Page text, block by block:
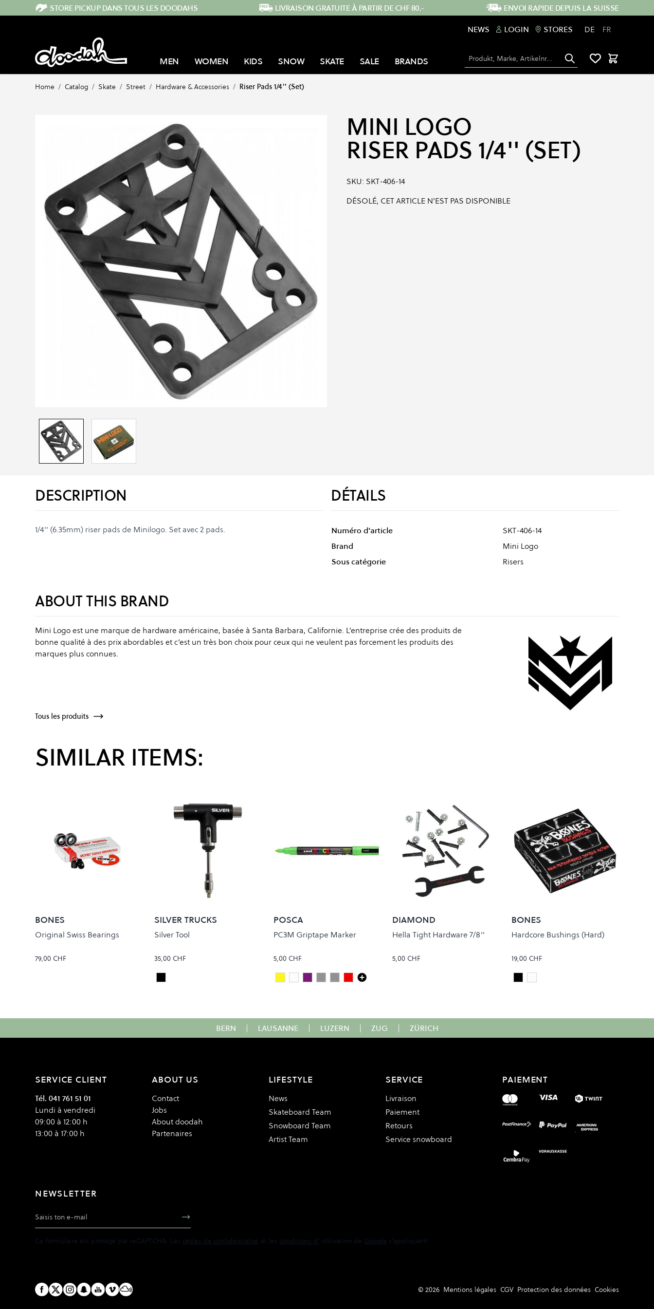
Skip to ContentSTORE PICKUP DANS TOUS LES DOODAHS LIVRAISON GRATUITE À PARTIR DE CHF 80.-
ENVOI RAPIDE DEPUIS LA SUISSE
NEWS
LOGIN STORES DE FR
MEN WOMEN KIDS SNOW SKATE SALE BRANDS Chercher Panier
Home / Catalog / Skate / Street / Hardware & Accessories / Riser Pads 1/4'' (Set)
MINI LOGO
RISER PADS 1/4'' (SET)
SKU: SKT-406-14
DÉSOLÉ, CET ARTICLE N'EST PAS DISPONIBLE
DESCRIPTION
1/4'' (6.35mm) riser pads de Minilogo. Set avec 2 pads.
DÉTAILS
Numéro d'article
SKT-406-14
Brand
Mini Logo
Sous catégorie
Risers
ABOUT THIS BRAND
Mini Logo est une marque de hardware américaine, basée à Santa Barbara, Californie. L’entreprise crée des produits de
bonne qualité à des prix abordables et c’est un très bon choix pour ceux qui ne veulent pas forcement les produits des
marques plus connues.
Tous les produits
SIMILAR ITEMS:
BONES
Original Swiss Bearings
79,00 CHF
SILVER TRUCKS
Silver Tool
35,00 CHF
Colour
Black
POSCA
PC3M Griptape Marker
5,00 CHF
Colour
YellowWhiteVioletSlate Grey
SilverRed Wine
DIAMOND
Hella Tight Hardware 7/8''
5,00 CHF
BONES
Hardcore Bushings (Hard)
19,00 CHF
Colour
BlackWhite
BERN | LAUSANNE | LUZERN | ZUG | ZÜRICH
SERVICE CLIENT
Tél. 041 761 51 01
Lundi à vendredi
09:00 à 12:00 h
13:00 à 17:00 h
ABOUT US
Contact
Jobs
About doodah
Partenaires
LIFESTYLE
News
Skateboard Team
Snowboard Team
Artist Team
SERVICE
Livraison
Paiement
Retours
Service snowboard
PAIEMENT
NEWSLETTER
Adresse e-mail
Ce formulaire est protégé par reCAPTCHA. Les règles de confidentialité et les conditions d' utilisation de Google s'appliquent.
© 2026 Mentions légales CGV Protection des données Cookies